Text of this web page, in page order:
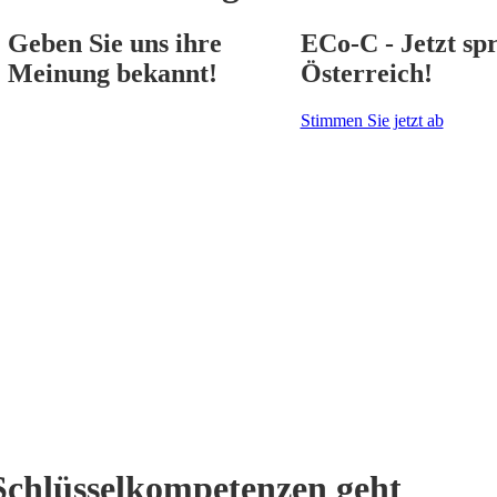
Geben Sie uns ihre
Meinung bekannt!
ECo-C - Jetzt
Österreich!
Stimmen Sie jetzt ab
geht